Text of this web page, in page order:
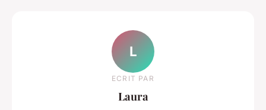
L
ECRIT PAR
Laura